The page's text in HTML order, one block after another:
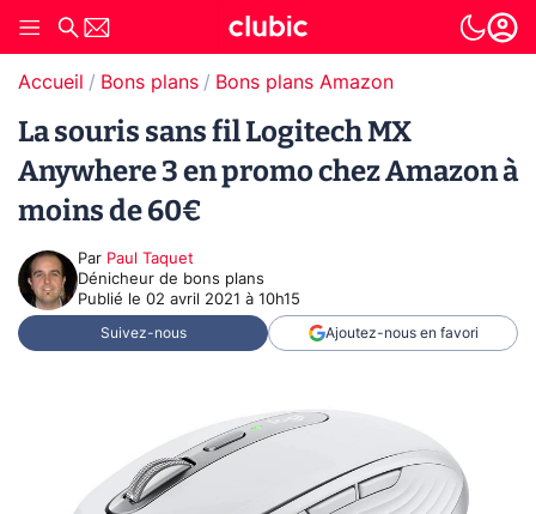
Accueil Bons plans Bons plans Amazon
La souris sans fil Logitech MX
Anywhere 3 en promo chez Amazon à
moins de 60€
Par Paul Taquet
Dénicheur de bons plans
Publié le 02 avril 2021 à 10h15
Suivez-nous Ajoutez-nous en favori